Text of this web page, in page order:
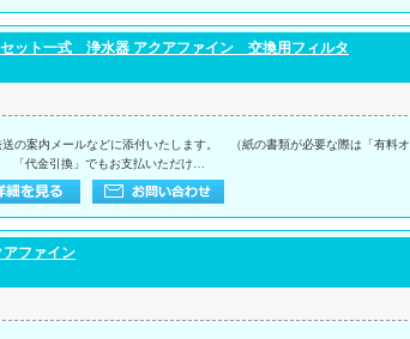
セット一式 浄水器 アクアファイン 交換用フィルタ
の案内メールなどに添付いたします。 （紙の書類が必要な際は「有料オ
「代金引換」でもお支払いただけ…
ファイン